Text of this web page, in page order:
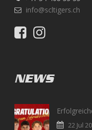
info@scltigers.ch
NEWS
22 Jul